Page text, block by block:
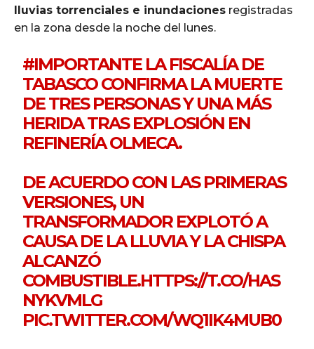
lluvias torrenciales e inundaciones registradas
en la zona desde la noche del lunes.
#IMPORTANTELA FISCALÍA DE
TABASCO CONFIRMA LA MUERTE
DE TRES PERSONAS Y UNA MÁS
HERIDA TRAS EXPLOSIÓN EN
REFINERÍA OLMECA.
DE ACUERDO CON LAS PRIMERAS
VERSIONES, UN
TRANSFORMADOR EXPLOTÓ A
CAUSA DE LA LLUVIA Y LA CHISPA
ALCANZÓ
COMBUSTIBLE.HTTPS://T.CO/HAS
NYKVMLG
PIC.TWITTER.COM/WQ1IK4MUB0